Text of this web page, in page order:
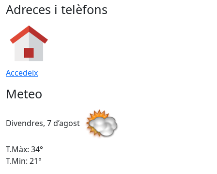
Adreces i telèfons
Accedeix
Meteo
Divendres, 7 d’agost
T.Màx: 34°
T.Min: 21°